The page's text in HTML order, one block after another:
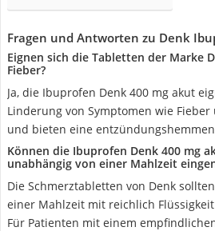
Fragen und Antworten zu Denk
Eignen sich die Tabletten der Marke
Fieber?
Ja, die Ibuprofen Denk 400 mg akut
Linderung von Symptomen wie
und bieten eine
Können die Ibuprofen Denk 400 mg
unabhängig von einer Mahlzeit
Die Schmerztabletten von Denk
einer Mahlzeit mit reichlich
Für Patienten mit einem